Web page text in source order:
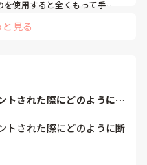
使用すると全くもって手荒
と悩んでいて、
また皮膚科に行かなきゃか
手軽にできるセルフケアは
ているケア方法の動画が流
、すぐ取り入れられる！」
見る
トされた際にどのように断
トされた際にどのように断